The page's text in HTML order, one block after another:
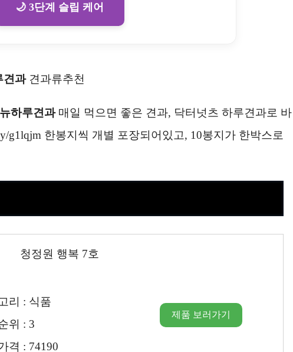
🌙 3단계 슬립 케어
견과견과류추천
하루견과매일 먹으면 좋은 견과, 닥터넛츠 하루견과로 바
g1lqjm 한봉지씩 개별 포장되어있고, 10봉지가 한박스로
청정원 행복 7호
리 : 식품
위 : 3
격 : 74190
제품 보러가기